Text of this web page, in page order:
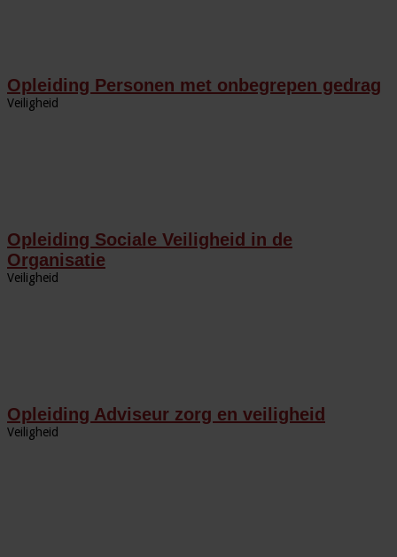
Opleiding Personen met onbegrepen gedrag
Veiligheid
Opleiding Sociale Veiligheid in de
Organisatie
Veiligheid
Opleiding Adviseur zorg en veiligheid
Veiligheid